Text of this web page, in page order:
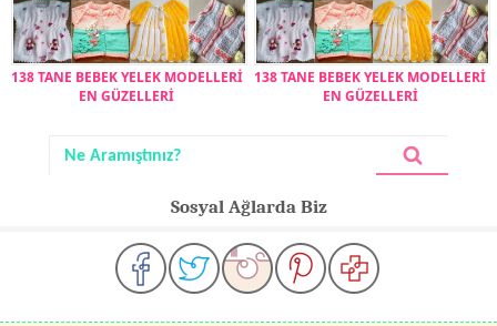
138 TANE BEBEK YELEK MODELLERİ
EN GÜZELLERİ
138 TANE BEBEK YELEK MODELLERİ
EN GÜZELLERİ
Sosyal Ağlarda Biz